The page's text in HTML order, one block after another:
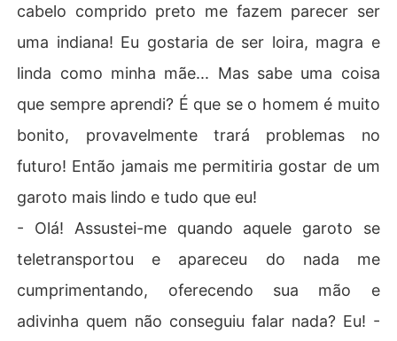
cabelo comprido preto me fazem parecer ser
uma indiana! Eu gostaria de ser loira, magra e
linda como minha mãe... Mas sabe uma coisa
que sempre aprendi? É que se o homem é muito
bonito, provavelmente trará problemas no
futuro! Então jamais me permitiria gostar de um
garoto mais lindo e tudo que eu!
- Olá! Assustei-me quando aquele garoto se
teletransportou e apareceu do nada me
cumprimentando, oferecendo sua mão e
adivinha quem não conseguiu falar nada? Eu! -